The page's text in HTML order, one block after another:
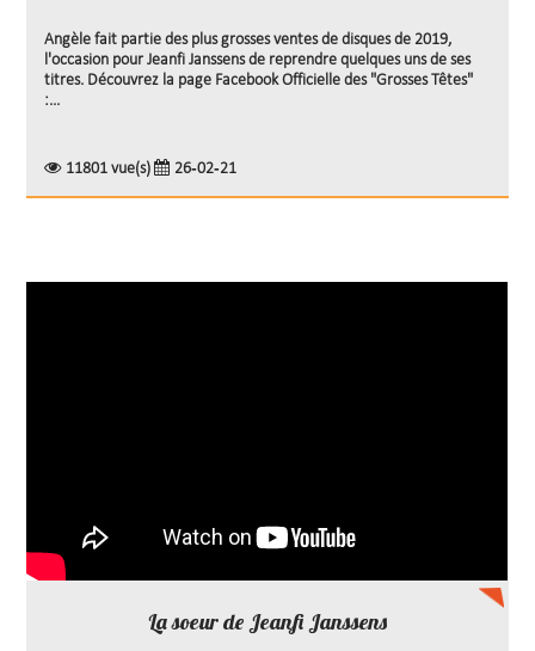
Angèle fait partie des plus grosses ventes de disques de 2019,
l'occasion pour Jeanfi Janssens de reprendre quelques uns de ses
titres. Découvrez la page Facebook Officielle des "Grosses Têtes"
:...
11801 vue(s) 26-02-21
La soeur de Jeanfi Janssens